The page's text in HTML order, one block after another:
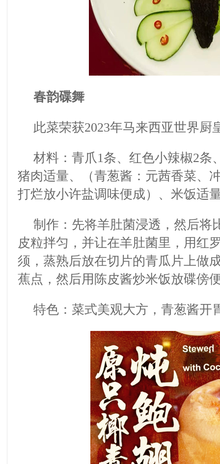
春韵碟舞
此菜荣获2023年马来西亚世界厨
材料：青爪1条、红色小辣椒2条
猪肉适量、（青葱酱：元茜香菜、
打烂放小许盐调味便成）、米饭适
制作：先将羊肚菌浸透，然后将
皮粒拌匀，并让在羊肚菌里，用红
须，蒸熟后放在切片的青瓜片上做
蕉点，然后用陈皮酱炒米饭放碟傍
特色：菜式美观大方，青葱酱开